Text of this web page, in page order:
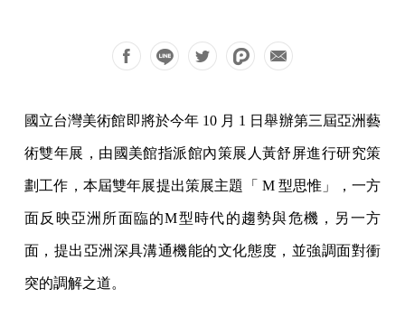
國立台灣美術館即將於今年 10 月 1 日舉辦第三屆亞洲藝
術雙年展，由國美館指派館內策展人黃舒屏進行研究策
劃工作，本屆雙年展提出策展主題「 M 型思惟」，一方
面反映亞洲所面臨的M型時代的趨勢與危機，另一方
面，提出亞洲深具溝通機能的文化態度，並強調面對衝
突的調解之道。